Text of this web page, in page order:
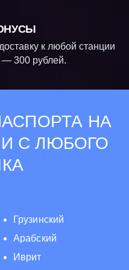
к любой станции
— 300 рублей.
НА
С ЛЮБОГО
Грузинский
Арабский
Иврит